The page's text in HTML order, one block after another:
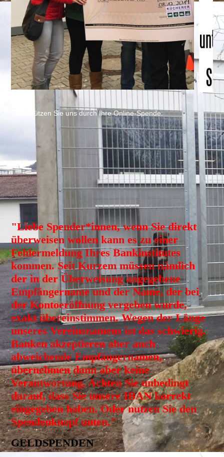
Unterstützen Sie uns durch Ihre Online-Spende:
"Liebe Spender*innen, wenn Sie direkt
überweisen wollen kann es zu einer
Fehlermeldung Ihres Bankinstitutes
kommen. Seit Kurzem müssen nämlich
der in der Überweisung angegebene
Empfängername und der Name, der bei
der Kontoeröffnung vergeben wurde,
exakt übereinstimmen. Wegen der Länge
unseres Vereinsnamens ist das schwierig.
Banken akzeptieren aber auch
abweichende Empfängernamen,
übernehmen dann aber keine
Verantwortung. Achten Sie unbedingt
darauf, dass Sie unsere IBAN korrekt
eingegeben haben. Oder nutzen Sie den
Spendenknopf unten."
GELDSPENDEN